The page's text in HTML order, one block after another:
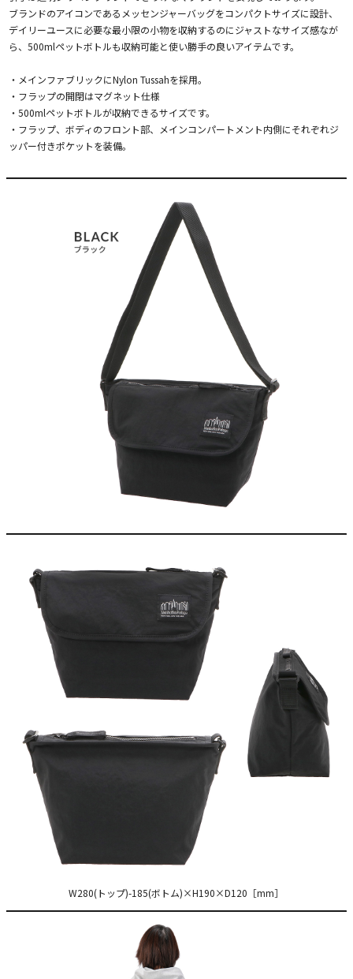
ブランドのアイコンであるメッセンジャーバッグをコンパクトサイズに設計、
デイリーユースに必要な最小限の小物を収納するのにジャストなサイズ感なが
ら、500mlペットボトルも収納可能と使い勝手の良いアイテムです。
・メインファブリックにNylon Tussahを採用。
・フラップの開閉はマグネット仕様
・500mlペットボトルが収納できるサイズです。
・フラップ、ボディのフロント部、メインコンパートメント内側にそれぞれジ
ッパー付きポケットを装備。
W280(トップ)-185(ボトム)×H190×D120［mm］